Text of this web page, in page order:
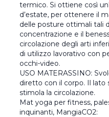
termico. Si ottiene così
d’estate, per ottenere il
delle posture ottimali tali
concentrazione e il
circolazione degli arti
di utilizzo lavorativo con
occhi-video.
USO MATERASSINO:
diretto con il corpo. Il lato
stimola la circolazione.
Mat yoga per fitness,
inquinanti, MangiaCO2: